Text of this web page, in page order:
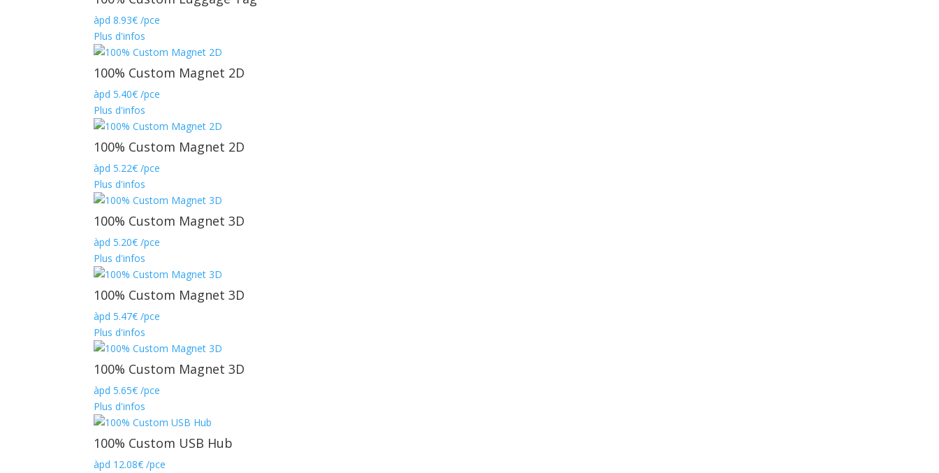
àpd8.93€ /pce
Plus d'infos
100% Custom Magnet 2D
àpd5.40€ /pce
Plus d'infos
100% Custom Magnet 2D
àpd5.22€ /pce
Plus d'infos
100% Custom Magnet 3D
àpd5.20€ /pce
Plus d'infos
100% Custom Magnet 3D
àpd5.47€ /pce
Plus d'infos
100% Custom Magnet 3D
àpd5.65€ /pce
Plus d'infos
100% Custom USB Hub
àpd 12.08€ /pce